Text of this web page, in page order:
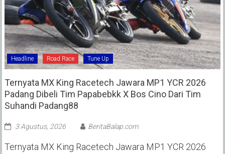
Headline Road Race Tune Up
Ternyata MX King Racetech Jawara MP1 YCR 2026
Padang Dibeli Tim Papabebkk X Bos Cino Dari Tim
Suhandi Padang88
3 Agustus, 2026 BeritaBalap.com
Ternyata MX King Racetech Jawara MP1 YCR 2026